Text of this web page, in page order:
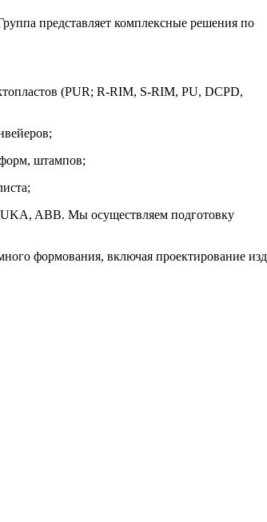
представляет комплексные решения по
(PUR; R-RIM, S-RIM, PU, DCPD,
штампов;
KUKA, ABB. Мы осуществляем подготовку
формования, включая проектирование